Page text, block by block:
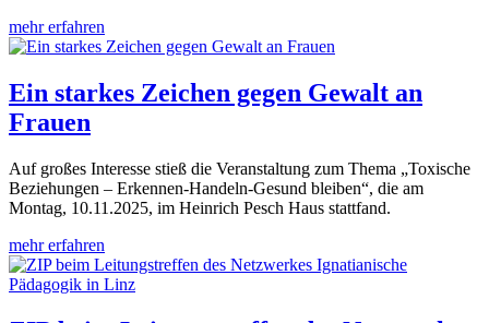
mehr erfahren
Ein starkes Zeichen gegen Gewalt an
Frauen
Auf großes Interesse stieß die Veranstaltung zum Thema „Toxische
Beziehungen – Erkennen-Handeln-Gesund bleiben“, die am
Montag, 10.11.2025, im Heinrich Pesch Haus stattfand.
mehr erfahren